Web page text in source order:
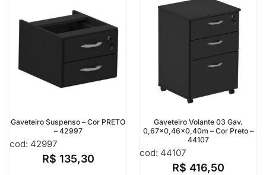
Gaveteiro Suspenso – Cor PRETO
– 42997
cod: 42997
R$ 135,30
Gaveteiro Volante 03 Gav.
0,67×0,46×0,40m – Cor Preto –
44107
cod: 44107
R$ 416,50